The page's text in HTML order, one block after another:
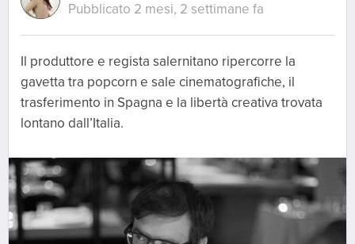
Pubblicato 2 mesi, 2 settimane fa
Il produttore e regista salernitano ripercorre la
gavetta tra popcorn e sale cinematografiche, il
trasferimento in Spagna e la libertà creativa trovata
lontano dall’Italia.